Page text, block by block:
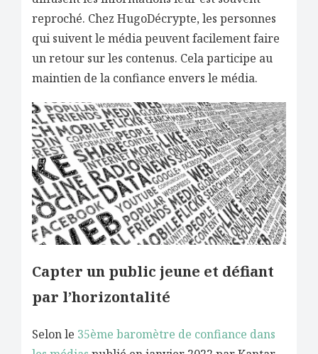
reproché. Chez HugoDécrypte, les personnes
qui suivent le média peuvent facilement faire
un retour sur les contenus. Cela participe au
maintien de la confiance envers le média.
Capter un public jeune et défiant
par l’horizontalité
Selon le 35ème baromètre de confiance dans